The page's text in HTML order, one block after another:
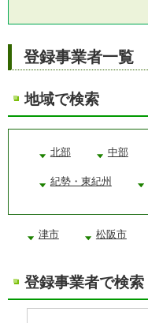
登録事業者一覧
地域で検索
北部 中部
紀勢・東紀州
津市 松阪市
登録事業者で検索